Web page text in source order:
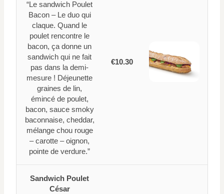
“Le sandwich Poulet
Bacon – Le duo qui
claque. Quand le
poulet rencontre le
bacon, ça donne un
sandwich qui ne fait
pas dans la demi-
mesure ! Déjeunette
graines de lin,
émincé de poulet,
bacon, sauce smoky
baconnaise, cheddar,
mélange chou rouge
– carotte – oignon,
pointe de verdure.”
€10.30
Sandwich Poulet
César